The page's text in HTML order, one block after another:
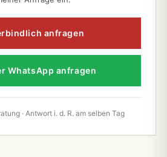
anfragen
WhatsApp anfragen
· Antwort i. d. R. am selben Tag